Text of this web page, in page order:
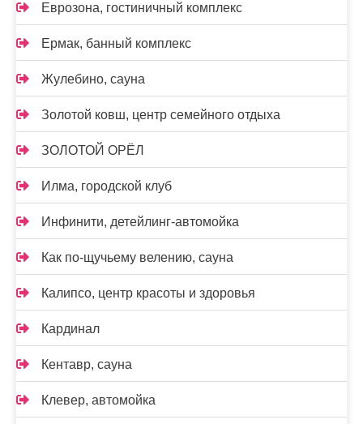
Еврозона, гостиничный комплекс
Ермак, банный комплекс
Жулебино, сауна
Золотой ковш, центр семейного отдыха
ЗОЛОТОЙ ОРЁЛ
Илма, городской клуб
Инфинити, детейлинг-автомойка
Как по-щучьему велению, сауна
Калипсо, центр красоты и здоровья
Кардинал
Кентавр, сауна
Клевер, автомойка